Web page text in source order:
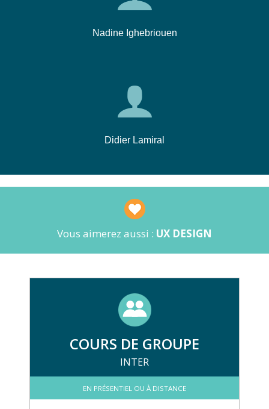
Nadine Ighebriouen
Didier Lamiral
Vous aimerez aussi : UX DESIGN
COURS DE GROUPE
INTER
EN PRÉSENTIEL OU À DISTANCE